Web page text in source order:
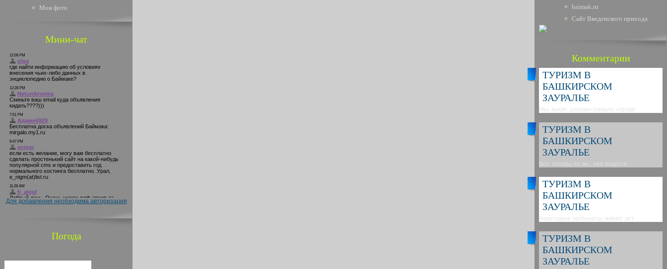
Мои фото
Мини-чат
Для добавления необходима авторизация
Погода
baimak.ru
Сайт Введенского прихода
Комментарии
ТУРИЗМ В
БАШКИРСКОМ
ЗАУРАЛЬЕ
Мы, выше, рассматривали «праве
ТУРИЗМ В
БАШКИРСКОМ
ЗАУРАЛЬЕ
Вот, теперь-то мы, уже подгото
ТУРИЗМ В
БАШКИРСКОМ
ЗАУРАЛЬЕ
Некоторые экспонаты, имеют аст
ТУРИЗМ В
БАШКИРСКОМ
ЗАУРАЛЬЕ